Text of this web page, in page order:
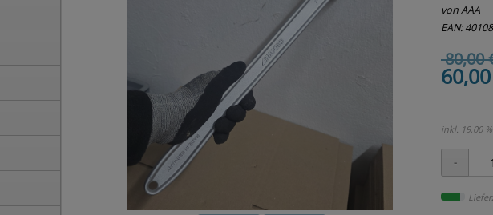
von AAA
EAN:
80,00
inkl. 19,00